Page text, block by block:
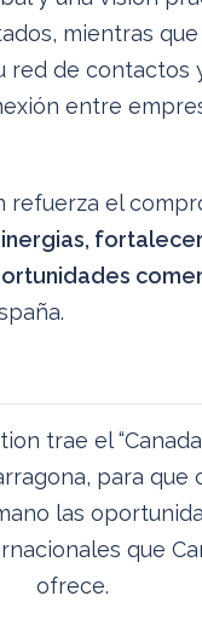
mientras que
red de contactos
entre
refuerza el
trae el
para que
las
que
ofrece.